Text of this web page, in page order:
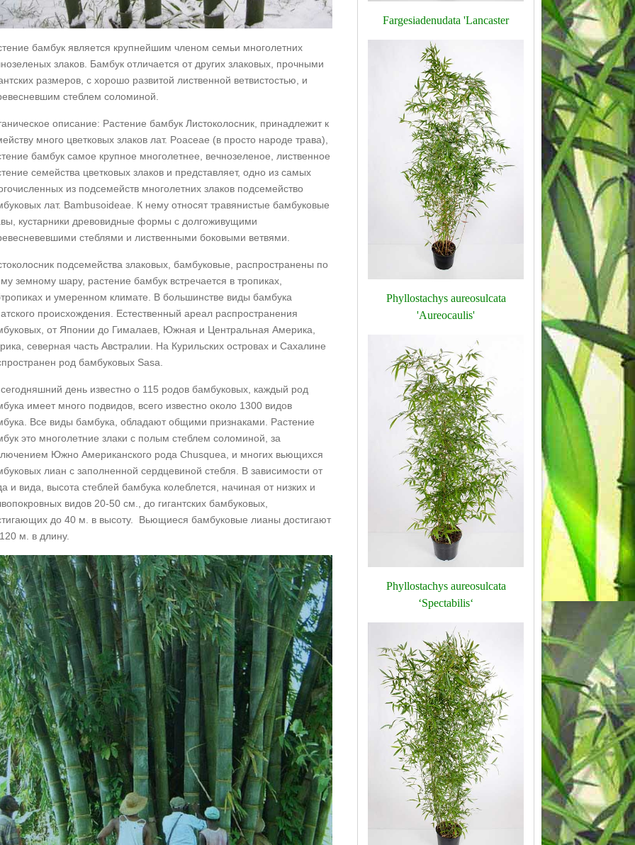
бамбук является крупнейшим членом семьи многолетних
злаков. Бамбук отличается от других злаковых, прочными
размеров, с хорошо развитой лиственной ветвистостью, и
стеблем соломиной.
описание: Растение бамбук Листоколосник, принадлежит к
много цветковых злаков лат. Poaceae (в просто народе трава),
бамбук самое крупное многолетнее, вечнозеленое, лиственное
семейства цветковых злаков и представляет, одно из самых
из подсемейств многолетних злаков подсемейство
лат. Bambusoideae. К нему относят травянистые бамбуковые
кустарники древовидные формы с долгоживущими
стеблями и лиственными боковыми ветвями.
подсемейства злаковых, бамбуковые, распространены по
земному шару, растение бамбук встречается в тропиках,
и умеренном климате. В большинстве виды бамбука
происхождения. Естественный ареал распространения
от Японии до Гималаев, Южная и Центральная Америка,
северная часть Австралии. На Курильских островах и Сахалине
род бамбуковых Sasa.
день известно о 115 родов бамбуковых, каждый род
имеет много подвидов, всего известно около 1300 видов
Все виды бамбука, обладают общими признаками. Растение
это многолетние злаки с полым стеблем соломиной, за
Южно Американского рода Chusquea, и многих вьющихся
лиан с заполненной сердцевиной стебля. В зависимости от
и вида, высота стеблей бамбука колеблется, начиная от низких и
видов 20-50 см., до гигантских бамбуковых,
до 40 м. в высоту. Вьющиеся бамбуковые лианы достигают
м. в длину.
Fargesiadenudata 'Lancaster
Phyllostachys aureosulcata
'Aureocaulis'
Phyllostachys aureosulcata
‘Spectabilis‘